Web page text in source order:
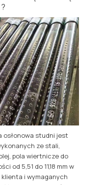
osłonowa studni jest
ze stali,
pola wiertnicze do
od 5,51 do 11,18 mm w
i wymaganych